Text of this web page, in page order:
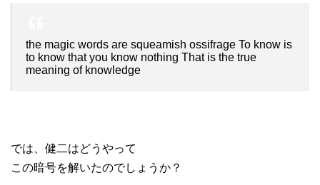
the magic words are squeamish ossifrage To know is
to know that you know nothing That is the true
meaning of knowledge
では、健二はどうやって
この暗号を解いたのでしょうか？